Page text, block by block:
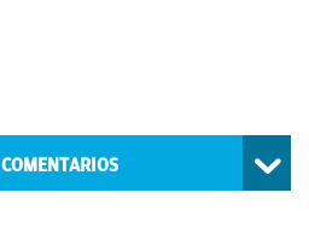
COMENTARIOS